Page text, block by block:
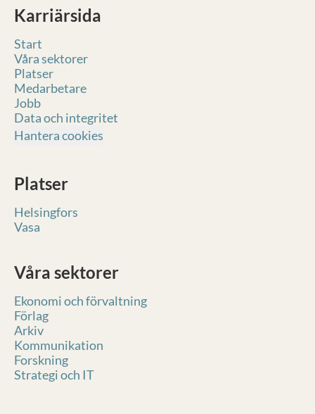
Karriärsida
Start
Våra sektorer
Platser
Medarbetare
Jobb
Data och integritet
Hantera cookies
Platser
Helsingfors
Vasa
Våra sektorer
Ekonomi och förvaltning
Förlag
Arkiv
Kommunikation
Forskning
Strategi och IT